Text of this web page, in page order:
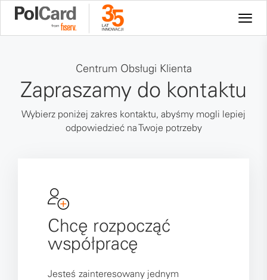
Centrum Obsługi Klienta
Zapraszamy do kontaktu
Wybierz poniżej zakres kontaktu, abyśmy mogli lepiej
odpowiedzieć na Twoje potrzeby
Chcę rozpocząć
współpracę
Jesteś zainteresowany jednym